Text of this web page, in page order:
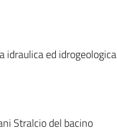
ed idrogeologica
Stralcio del bacino